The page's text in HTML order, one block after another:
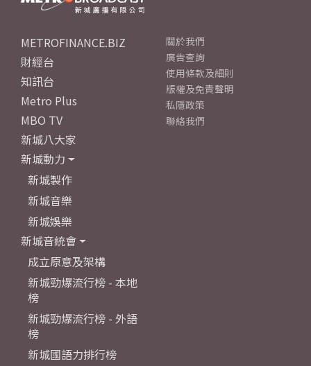
METROFINANCE.BIZ
財經台
知訊台
Metro Plus
MBO TV
新城八大家
新城動力
新城製作
新城音樂
新城娛樂
新城音統會
成立原意及架構
新城勁爆流行榜 - 本地
榜
新城勁爆流行榜 - 外語
榜
新城國語力排行榜
關於我們
廣告查詢
使用條款及細則
版權及免責聲明
私隱政策
聯絡我們